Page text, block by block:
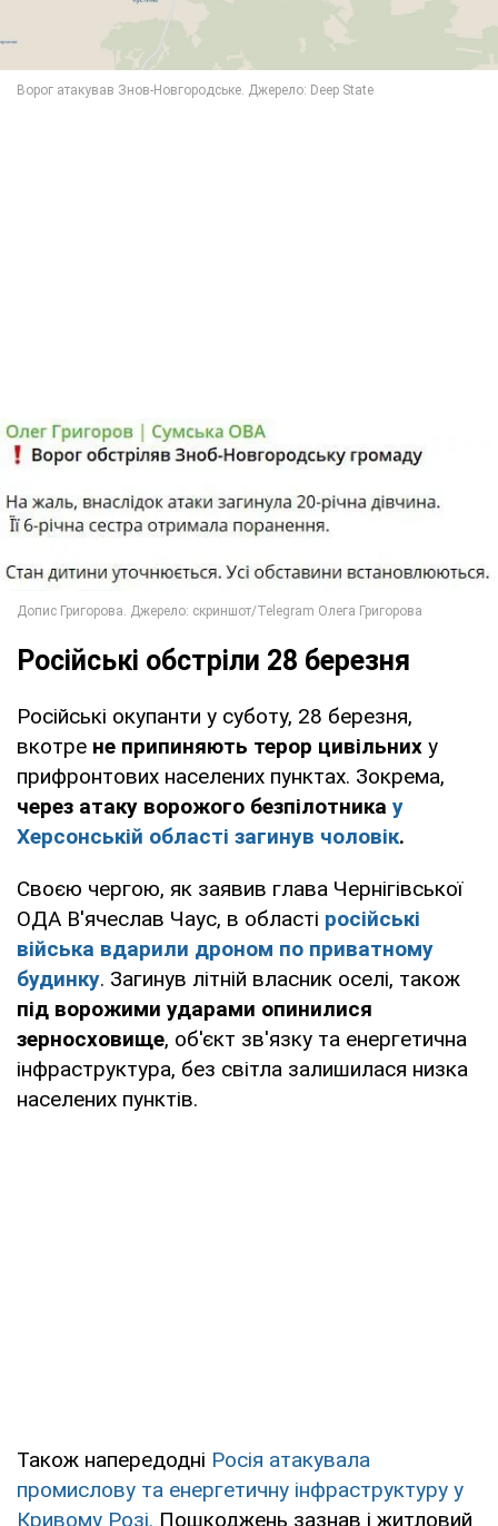
Російські обстріли 28 березня
Російські окупанти у суботу, 28 березня,
вкотре не припиняють терор цивільних у
прифронтових населених пунктах. Зокрема,
через атаку ворожого безпілотника у
Херсонській області загинув чоловік.
Своєю чергою, як заявив глава Чернігівської
ОДА В'ячеслав Чаус, в області російські
війська вдарили дроном по приватному
будинку. Загинув літній власник оселі, також
під ворожими ударами опинилися
зерносховище, об'єкт зв'язку та енергетична
інфраструктура, без світла залишилася низка
населених пунктів.
Також напередодні Росія атакувала
промислову та енергетичну інфраструктуру у
Кривому Розі. Пошкоджень зазнав і житловий